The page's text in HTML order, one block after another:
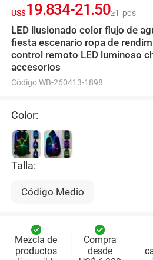
US$19.834-21.50≥1 pcs
LED ilusionado color flujo de
fiesta escenario ropa de
control remoto LED luminoso
accesorios
Código:WB-260413-1898
Color:
Talla:
Código Medio
Mezcla de
productos
Compra
desde